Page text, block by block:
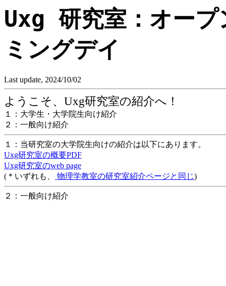
Uxg 研究室：オー
ミングデイ
Last update, 2024/10/02
ようこそ、Uxg研究室の紹介へ！
１：大学生・大学院生向け紹介
２：一般向け紹介
１：当研究室の大学院生向けの紹介は以下にあります。
Uxg研究室の概要PDF
Uxg研究室のweb page
(＊いずれも、
物理学教室の研究室紹介ページと同じ)
２：一般向け紹介